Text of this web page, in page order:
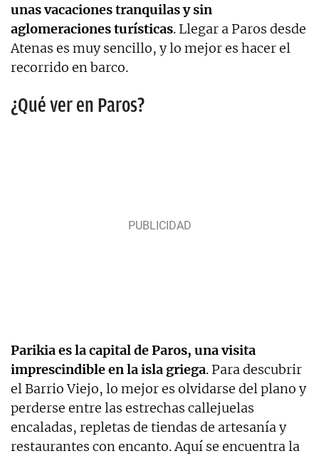
unas vacaciones tranquilas y sin
aglomeraciones turísticas. Llegar a Paros desde
Atenas es muy sencillo, y lo mejor es hacer el
recorrido en barco.
¿Qué ver en Paros?
Parikia es la capital de Paros, una visita
imprescindible en la isla griega. Para descubrir
el Barrio Viejo, lo mejor es olvidarse del plano y
perderse entre las estrechas callejuelas
encaladas, repletas de tiendas de artesanía y
restaurantes con encanto. Aquí se encuentra la